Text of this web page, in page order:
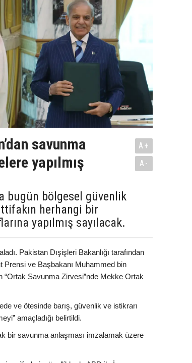
savunma
yapılmış
bugün bölgesel güvenlik
herhangi bir
yapılmış sayılacak.
A+
A-
Pakistan Dışişleri Bakanlığı tarafından
Prensi ve Başbakanı Muhammed bin
“Ortak Savunma Zirvesi”nde Mekke Ortak
ve ötesinde barış, güvenlik ve istikrarı
amaçladığı belirtildi.
bir savunma anlaşması imzalamak üzere